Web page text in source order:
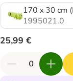
170 x 30 cm
1995021.0
25,99 €